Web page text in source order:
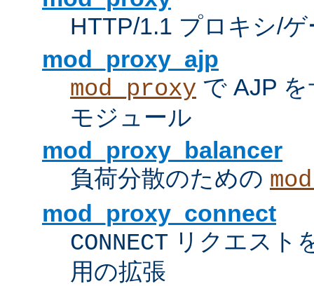
HTTP/1.1 プロキシ/
mod_proxy_ajp
mod_proxy で AJP
モジュール
mod_proxy_balancer
負荷分散のための
mod_proxy_connect
CONNECT リクエスト
用の拡張